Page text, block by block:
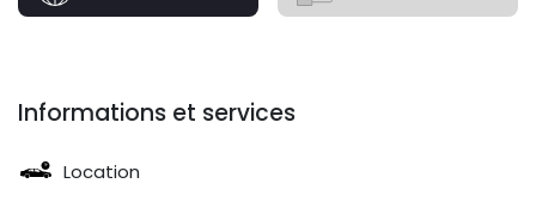
Informations et services
Location